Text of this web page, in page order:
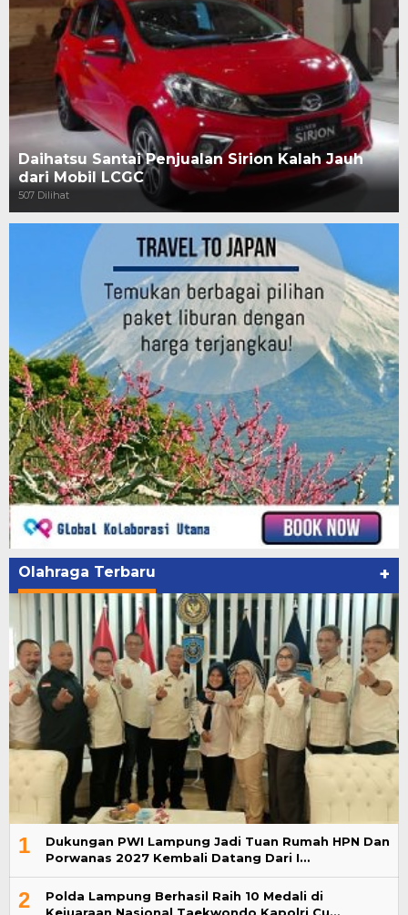
Daihatsu Santai Penjualan Sirion Kalah Jauh
dari Mobil LCGC
507 Dilihat
Olahraga Terbaru +
1
Dukungan PWI Lampung Jadi Tuan Rumah HPN Dan
Porwanas 2027 Kembali Datang Dari I…
2
Polda Lampung Berhasil Raih 10 Medali di